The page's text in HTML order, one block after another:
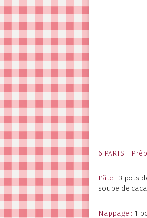
6 PARTS |
Pâte : 3 pots
soupe de
Nappage : 1